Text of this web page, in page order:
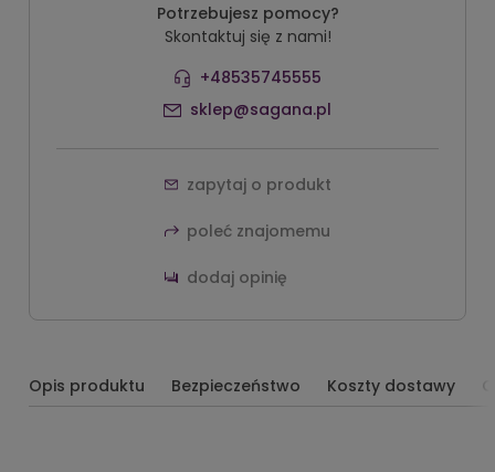
Potrzebujesz pomocy?
Skontaktuj się z nami!
+48535745555
sklep@sagana.pl
zapytaj o produkt
poleć znajomemu
dodaj opinię
Opis produktu Bezpieczeństwo Koszty dostawy